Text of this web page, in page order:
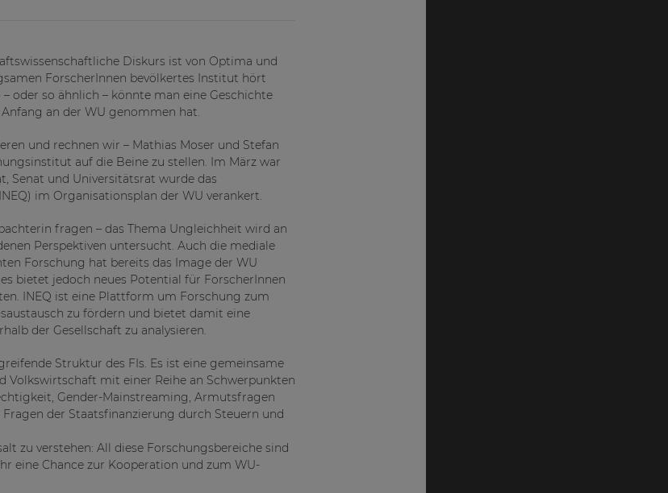
Diskurs ist von Optima und
ForscherInnen bevölkertes Institut hört
oder so ähnlich – könnte man eine Geschichte
an der WU genommen hat.
und rechnen wir – Mathias Moser und Stefan
auf die Beine zu stellen. Im März war
Senat und Universitätsrat wurde das
im Organisationsplan der WU verankert.
fragen – das Thema Ungleichheit wird an
Perspektiven untersucht. Auch die mediale
Forschung hat bereits das Image der WU
bietet jedoch neues Potential für ForscherInnen
INEQ ist eine Plattform um Forschung zum
zu fördern und bietet damit eine
der Gesellschaft zu analysieren.
Struktur des FIs. Es ist eine gemeinsame
mit einer Reihe an Schwerpunkten
Gender-Mainstreaming, Armutsfragen
der Staatsfinanzierung durch Steuern und
zu verstehen: All diese Forschungsbereiche sind
eine Chance zur Kooperation und zum WU-